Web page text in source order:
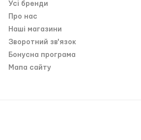
Усі бренди
Про нас
Нашi магазини
Зворотний зв'язок
Бонусна програма
Мапа сайту